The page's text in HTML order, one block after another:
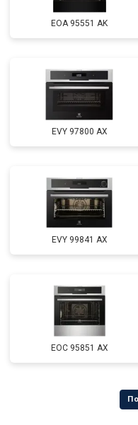
EOA 95551 AK
EVY 97800 AX
EVY 99841 AX
EOC 95851 AX